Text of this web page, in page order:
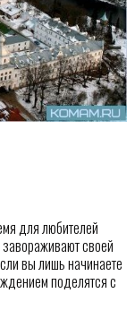
для любителей
своей
вы лишь начинаете
поделятся с